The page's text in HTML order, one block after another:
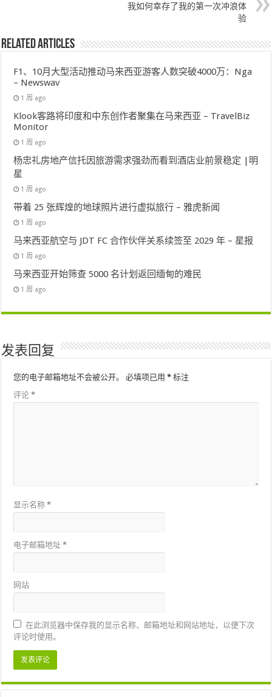
我如何幸存了我的第一次冲浪体
验
Related Articles
F1、10月大型活动推动马来西亚游客人数突破4000万：Nga
– Newswav
1 周 ago
Klook客路将印度和中东创作者聚集在马来西亚 – TravelBiz
Monitor
1 周 ago
杨忠礼房地产信托因旅游需求强劲而看到酒店业前景稳定 |明
星
1 周 ago
带着 25 张辉煌的地球照片进行虚拟旅行 – 雅虎新闻
1 周 ago
马来西亚航空与 JDT FC 合作伙伴关系续签至 2029 年 – 星报
1 周 ago
马来西亚开始筛查 5000 名计划返回缅甸的难民
1 周 ago
发表回复
您的电子邮箱地址不会被公开。 必填项已用* 标注
评论*
显示名称*
电子邮箱地址*
网站
在此浏览器中保存我的显示名称、邮箱地址和网站地址，以便下次
评论时使用。